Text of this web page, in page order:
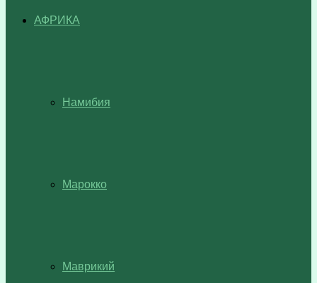
АФРИКА
Намибия
Марокко
Маврикий